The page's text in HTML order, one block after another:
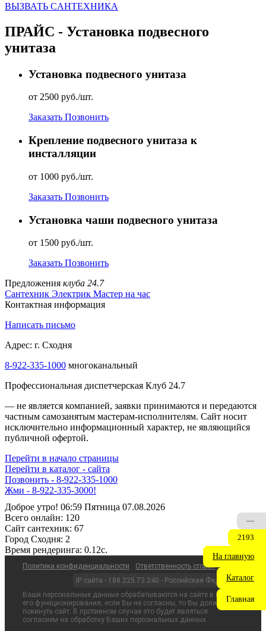
ВЫЗВАТЬ CАНТЕХНИКА
ПРАЙС - Установка подвесного
унитаза
Установка подвесного унитаза
от 2500 руб./шт.
Заказать Позвонить
Крепление подвесного унитаза к
инсталляции
от 1000 руб./шт.
Заказать Позвонить
Установка чаши подвесного унитаза
от 1500 руб./шт.
Заказать Позвонить
Предложения клуба 24.7
Сантехник Электрик Мастер на час
Контактная информация
Написать письмо
Адрес: г. Сходня
8-922-335-1000 многоканальный
Профессиональная диспетчерская Клуб 24.7
— не является компанией, заявки принимаются и передаются
частным самозанятым мастерам‑исполнителям. Сайт носит
исключительно информационный характер, не являющийся
публичной офертой.
Перейти в начало страницы
Перейти в каталог - сайта
Позвонить - 8-922-335-1000
Жми - 8-922-335-3000!
Доброе утро! 06:59 Пятница 07.08.2026
Всего онлайн: 120
Сайт cантехник: 67
Город Сходня: 2
Время рендеринга: 0.12c.
Политика конфиденциальности
Ответственность сторон
IP сайта - 188.225.73.240 - Российская Федерация
Ваши персональные данные обрабатываются на сайте в целях
его функционирования, если Вы не согласны, то Вы должны
покинуть сайт. В противном случае это будет являться
согласием на обработку Ваших персональных данных.
—
2193
На главную
Каталог
Главная